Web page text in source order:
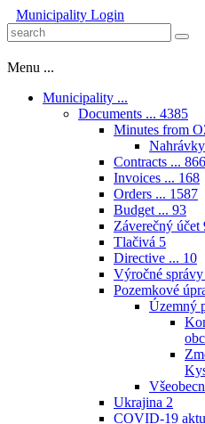
Municipality Login
Menu ...
Municipality ...
Documents ... 4385
Minutes from
Contracts ... 866
Invoices ... 168
Orders ... 1587
Budget ... 93
Záverečný účet
Tlačivá 5
Directive ... 10
Výročné správy
Pozemkové
Územný
Ukrajina 2
COVID-19